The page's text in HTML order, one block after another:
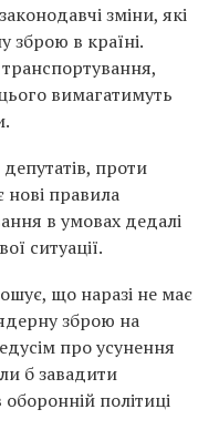
зміни, які
зброю в країні.
вимагатимуть
проти
нові правила
в умовах дедалі
ситуації.
що наразі не має
зброю на
про усунення
б завадити
оборонній політиці